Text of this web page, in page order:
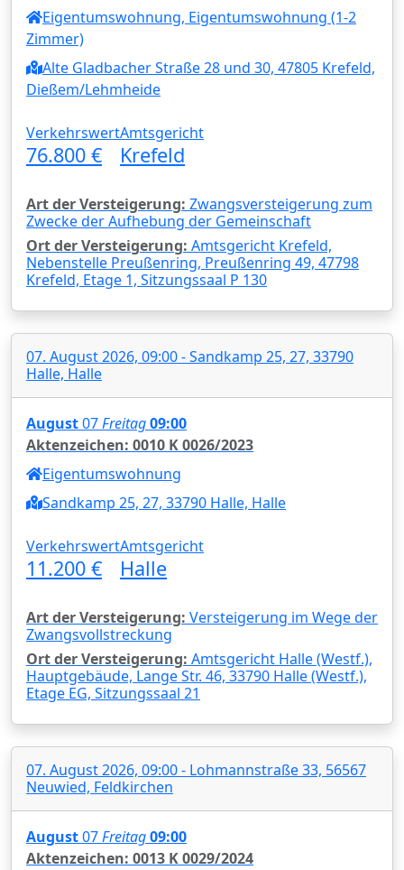
Eigentumswohnung, Eigentumswohnung (1-2
Zimmer)
Alte Gladbacher Straße 28 und 30, 47805 Krefeld,
Dießem/Lehmheide
Verkehrswert
76.800 €
Amtsgericht
Krefeld
Art der Versteigerung: Zwangsversteigerung zum
Zwecke der Aufhebung der Gemeinschaft
Ort der Versteigerung: Amtsgericht Krefeld,
Nebenstelle Preußenring, Preußenring 49, 47798
Krefeld, Etage 1, Sitzungssaal P 130
07. August 2026, 09:00 - Sandkamp 25, 27, 33790
Halle, Halle
August07Freitag09:00
Aktenzeichen: 0010 K 0026/2023
Eigentumswohnung
Sandkamp 25, 27, 33790 Halle, Halle
Verkehrswert
11.200 €
Amtsgericht
Halle
Art der Versteigerung: Versteigerung im Wege der
Zwangsvollstreckung
Ort der Versteigerung: Amtsgericht Halle (Westf.),
Hauptgebäude, Lange Str. 46, 33790 Halle (Westf.),
Etage EG, Sitzungssaal 21
07. August 2026, 09:00 - Lohmannstraße 33, 56567
Neuwied, Feldkirchen
August07Freitag09:00
Aktenzeichen: 0013 K 0029/2024